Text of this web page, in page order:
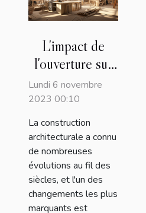
L'impact de
l'ouverture sur
les murs
porteurs dans
l'architecture
internationale
Lundi 6 novembre
2023 00:10
La construction
architecturale a connu
de nombreuses
évolutions au fil des
siècles, et l'un des
changements les plus
marquants est